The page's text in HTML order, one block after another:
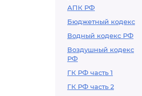
АПК РФ
Бюджетный кодекс
Водный кодекс РФ
Воздушный кодекс
РФ
ГК РФ часть 1
ГК РФ часть 2